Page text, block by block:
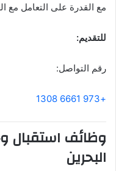
مع القدرة على التعامل مع
للتقديم:
رقم التواصل:
+973 6661 1308
وظائف استقبال
البحرين